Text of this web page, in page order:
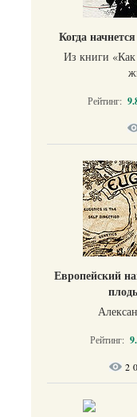
Когда
Из книги «Как
Рейтинг:
Европейский
Рейтинг:
2